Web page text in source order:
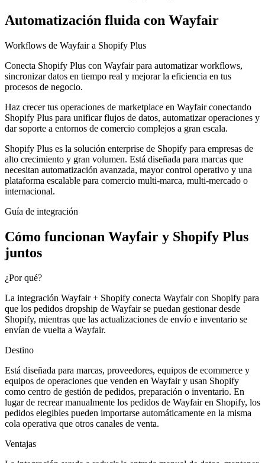
Automatización fluida con Wayfair
Workflows de Wayfair a Shopify Plus
Conecta Shopify Plus con Wayfair para automatizar workflows,
sincronizar datos en tiempo real y mejorar la eficiencia en tus
procesos de negocio.
Haz crecer tus operaciones de marketplace en Wayfair conectando
Shopify Plus para unificar flujos de datos, automatizar operaciones y
dar soporte a entornos de comercio complejos a gran escala.
Shopify Plus es la solución enterprise de Shopify para empresas de
alto crecimiento y gran volumen. Está diseñada para marcas que
necesitan automatización avanzada, mayor control operativo y una
plataforma escalable para comercio multi-marca, multi-mercado o
internacional.
Guía de integración
Cómo funcionan Wayfair y Shopify Plus
juntos
¿Por qué?
La integración Wayfair + Shopify conecta Wayfair con Shopify para
que los pedidos dropship de Wayfair se puedan gestionar desde
Shopify, mientras que las actualizaciones de envío e inventario se
envían de vuelta a Wayfair.
Destino
Está diseñada para marcas, proveedores, equipos de ecommerce y
equipos de operaciones que venden en Wayfair y usan Shopify
como centro de gestión de pedidos, preparación o inventario. En
lugar de recrear manualmente los pedidos de Wayfair en Shopify, los
pedidos elegibles pueden importarse automáticamente en la misma
cola operativa que otros canales de venta.
Ventajas